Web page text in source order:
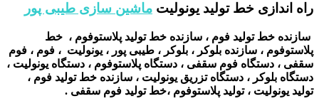
راه اندازی خط تولید یونولیت ماشین سازی طیبی پور
سازنده خط تولید فوم ، سازنده خط تولید پلاستوفوم ، خط
پلاستوفوم ، سازنده بلوکر ، بلوکر ، طیبی پور ، یونولیت ، فوم ، فوم
سقفی ، دستگاه فوم سقفی ، دستگاه پلاستوفوم ، دستگاه یونولیت ،
دستگاه بلوکر ، دستگاه تزریق یونولیت ، سازنده خط تولید فوم ،
تولید یونولیت ، تولید پلاستوفوم ،خط تولید فوم سقفی .